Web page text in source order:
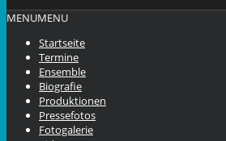
MENUMENU
Startseite
Termine
Ensemble
Biografie
Produktionen
Pressefotos
Fotogalerie